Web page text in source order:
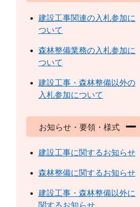
建設工事関連の入札参加に
ついて
森林整備業務の入札参加に
ついて
建設工事・森林整備以外の
入札参加について
お知らせ・要領・様式
建設工事に関するお知らせ
森林整備に関するお知らせ
建設工事・森林整備以外に
関するお知らせ